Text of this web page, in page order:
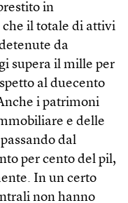
in
il totale di attivi
da
supera il mille per
al duecento
i patrimoni
e delle
dal
per cento del pil,
In un certo
non hanno